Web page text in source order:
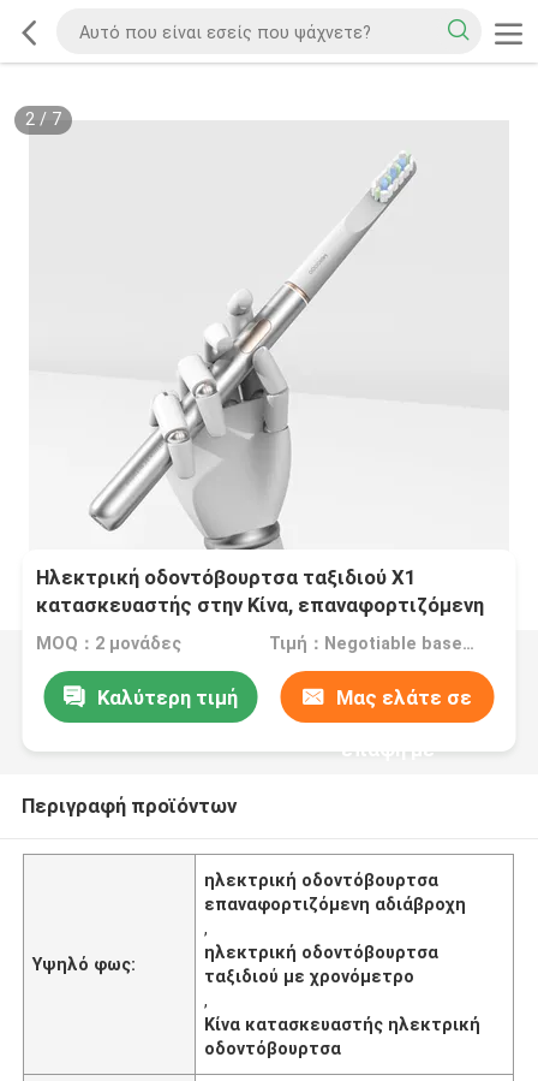
2/ 7
Ηλεκτρική οδοντόβουρτσα ταξιδιού X1
κατασκευαστής στην Κίνα, επαναφορτιζόμενη
ηλεκτρική οδοντόβουρτσα με χρονόμετρο
MOQ：2 μονάδες Τιμή：Negotiable based on order lot quantity
Καλύτερη τιμή Μας ελάτε σε
επαφή με
Περιγραφή προϊόντων
Υψηλό φως:
ηλεκτρική οδοντόβουρτσα
επαναφορτιζόμενη αδιάβροχη
,
ηλεκτρική οδοντόβουρτσα
ταξιδιού με χρονόμετρο
,
Κίνα κατασκευαστής ηλεκτρική
οδοντόβουρτσα